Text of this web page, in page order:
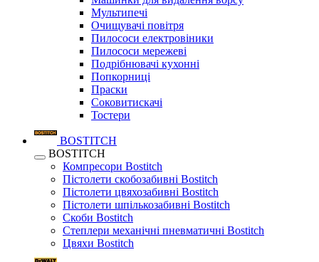
Мультипечі
Очищувачі повітря
Пилососи електровіники
Пилососи мережеві
Подрібнювачі кухонні
Попкорниці
Праски
Соковитискачі
Тостери
BOSTITCH
BOSTITCH
Компресори Bostitch
Пістолети скобозабивні Bostitch
Пістолети цвяхозабивні Bostitch
Пістолети шпількозабивні Bostitch
Скоби Bostitch
Степлери механічні пневматичні Bostitch
Цвяхи Bostitch